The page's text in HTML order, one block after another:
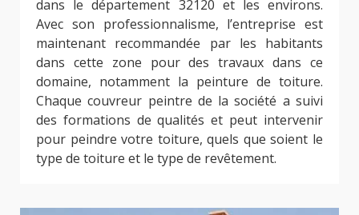
dans le département 32120 et les environs.
Avec son professionnalisme, l’entreprise est
maintenant recommandée par les habitants
dans cette zone pour des travaux dans ce
domaine, notamment la peinture de toiture.
Chaque couvreur peintre de la société a suivi
des formations de qualités et peut intervenir
pour peindre votre toiture, quels que soient le
type de toiture et le type de revêtement.